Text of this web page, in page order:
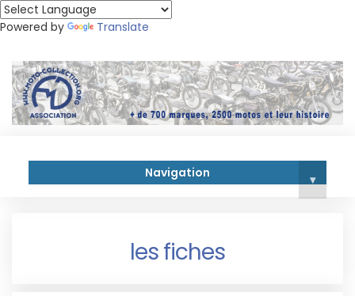
Powered by Translate
Navigation ▾
les fiches